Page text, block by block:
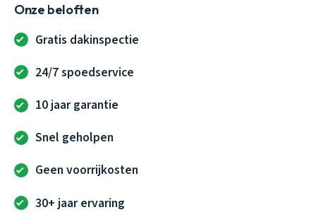
Onze beloften
Gratis dakinspectie
24/7 spoedservice
10 jaar garantie
Snel geholpen
Geen voorrijkosten
30+ jaar ervaring